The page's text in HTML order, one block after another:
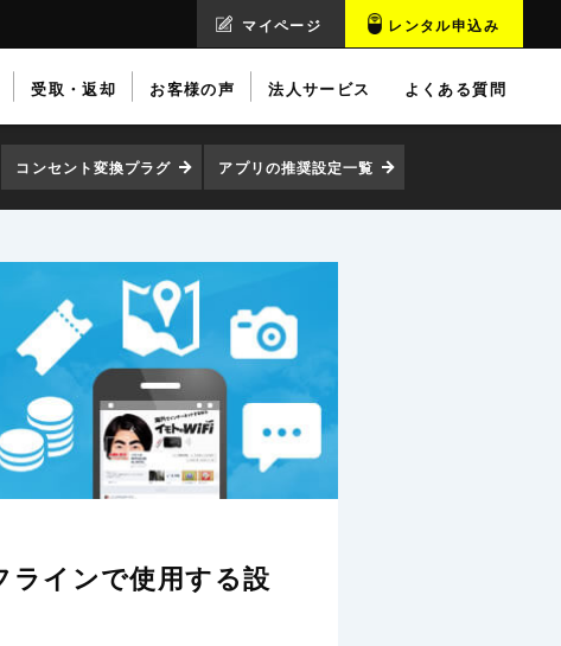
マイページ レンタル申込み
受取・返却 お客様の声 法人サービス よくある質問
コンセント変換プラグ アプリの推奨設定一覧
インで使用する設